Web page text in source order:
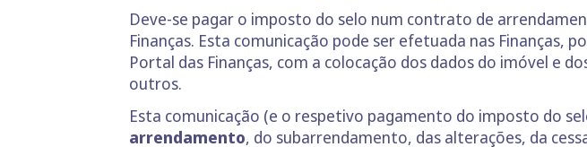
Deve-se pagar o imposto do selo num contrato de
Finanças. Esta comunicação pode ser efetuada nas
Portal das Finanças, com a colocação dos dados do imóvel e
outros.
Esta comunicação (e o respetivo pagamento do imposto do
arrendamento, do subarrendamento, das alterações, da